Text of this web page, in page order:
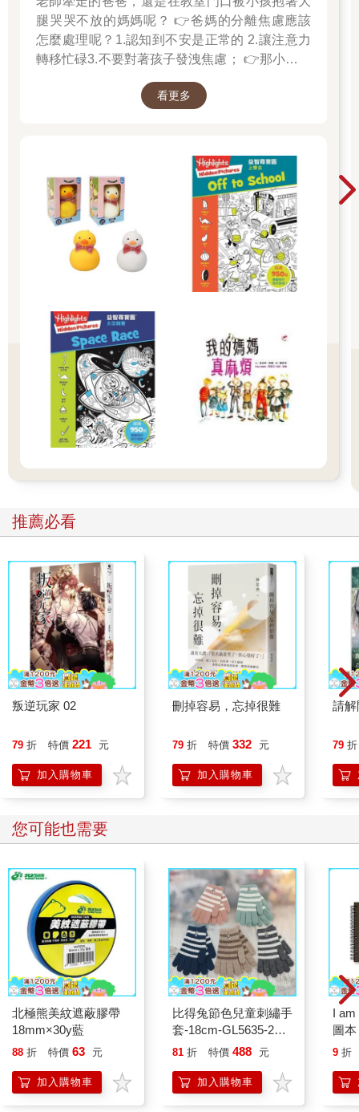
腿哭哭不放的媽媽呢？ 👉爸媽的分離焦慮應該
怎麼處理呢？1.認知到不安是正常的 2.讓注意力
轉移忙碌3.不要對著孩子發洩焦慮； 👉那小朋友
也許是熟悉的玩偶增加安全感 2.與孩子分開時請
孩子一起迎接成長的過程！真是太好了！ 🎉金石
堂開學季！爸媽好輕鬆教你一站購足！文具、書
包、書套參展品全面5折起！👉文具滿777送80
元電子禮券 👉全站商品滿1200回饋4%金幣
看更多
推薦必看
叛逆玩家 02
79 折 特價 221 元
加入購物車
刪掉容易，忘掉很難
79 折 特價 332 元
加入購物車
請解
79 折
您可能也需要
北極熊美紋遮蔽膠帶
18mm×30y藍
88 折 特價 63 元
加入購物車
比得兔節色兒童刺繡手
套-18cm-GL5635-2雙
入
81 折 特價 488 元
加入購物車
I am
圖
9 折